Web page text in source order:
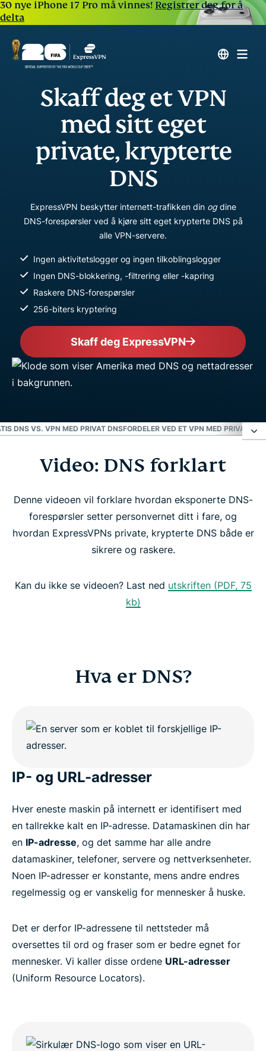
30 nye iPhone 17 Pro må vinnes! Registrer deg for å
delta
Skaff deg et VPN
med sitt eget
private, krypterte
DNS
ExpressVPN beskytter internett-trafikken din ogdine
DNS-forespørsler ved å kjøre sitt eget krypterte DNS på
alle VPN-servere.
Ingen aktivitetslogger og ingen tilkoblingslogger
Ingen DNS-blokkering, -filtrering eller -kapring
Raskere DNS-forespørsler
256-biters kryptering
Skaff deg ExpressVPN
DNS VS. VPN MED PRIVAT DNSFORDELER VED ET VPN MED PRIVAT DNS
Video: DNS forklart
Hva er DNS?
Gratis DNS vs. VPN med privat DNS
Prøv VPN-et med sin egen DNS
Video: DNS forklart
Denne videoen vil forklare hvordan eksponerte DNS-
forespørsler setter personvernet ditt i fare, og
hvordan ExpressVPNs private, krypterte DNS både er
sikrere og raskere.
Kan du ikke se videoen? Last ned utskriften (PDF, 75
kb)
Hva er DNS?
IP- og URL-adresser
Hver eneste maskin på internett er identifisert med
en tallrekke kalt en IP-adresse. Datamaskinen din har
en IP-adresse, og det samme har alle andre
datamaskiner, telefoner, servere og nettverksenheter.
Noen IP-adresser er konstante, mens andre endres
regelmessig og er vanskelig for mennesker å huske.
Det er derfor IP-adressene til nettsteder må
oversettes til ord og fraser som er bedre egnet for
mennesker. Vi kaller disse ordene URL-adresser
(Uniform Resource Locators).